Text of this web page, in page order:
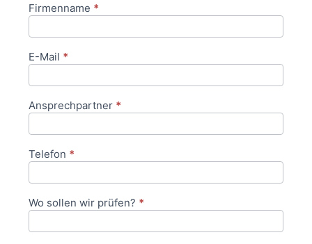
Anfrageformular
Firmenname *
E-Mail *
Ansprechpartner *
Telefon *
Wo sollen wir prüfen? *